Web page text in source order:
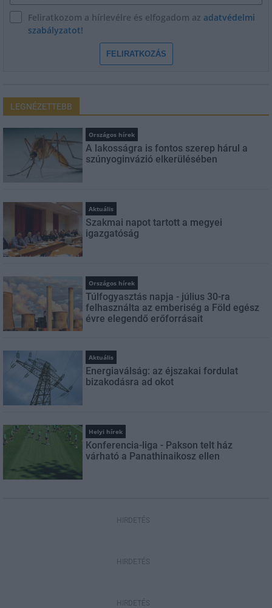
Feliratkozom a hírlevélre és elfogadom az adatvédelmi
szabályzatot!
FELIRATKOZÁS
LEGNÉZETTEBB
Országos hírek
A lakosságra is fontos szerep hárul a
szúnyoginvázió elkerülésében
Aktuális
Szakmai napot tartott a megyei
igazgatóság
Országos hírek
Túlfogyasztás napja - július 30-ra
felhasználta az emberiség a Föld egész
évre elegendő erőforrásait
Aktuális
Energiaválság: az éjszakai fordulat
bizakodásra ad okot
Helyi hírek
Konferencia-liga - Pakson telt ház
várható a Panathinaikosz ellen
HIRDETÉS
HIRDETÉS
HIRDETÉS